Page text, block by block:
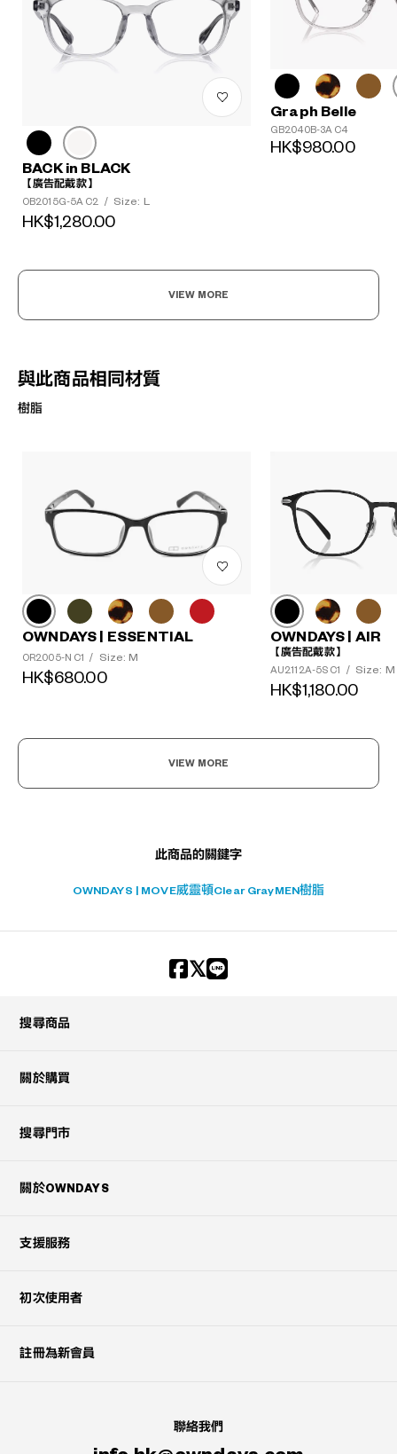
BACK in BLACK
【廣告配戴款】
OB2015G-5A C2
/ Size: L
HK$1,280.00
Graph Belle
GB2040B-3A C4
HK$980.00
VIEW MORE
與此商品相同材質
樹脂
OWNDAYS | ESSENTIAL
OR2005-N C1 / Size: M
HK$680.00
OWNDAYS | AIR
【廣告配戴款】
AU2112A-5S C1
/ Size: M
HK$1,180.00
VIEW MORE
此商品的關鍵字
OWNDAYS | MOVE威靈頓Clear Gray MEN樹脂
搜尋商品
關於購買
搜尋門市
關於OWNDAYS
支援服務
初次使用者
註冊為新會員
聯絡我們